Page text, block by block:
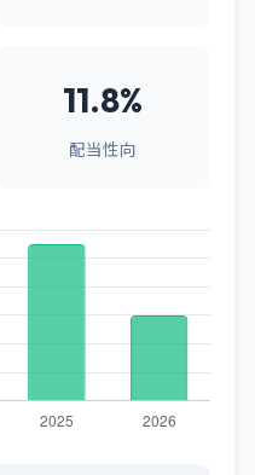
11.8%
配当性向